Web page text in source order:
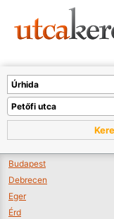
Budapest
Debrecen
Eger
Érd
A térképet kicsinyíteni
Boltok látszódjanak >>